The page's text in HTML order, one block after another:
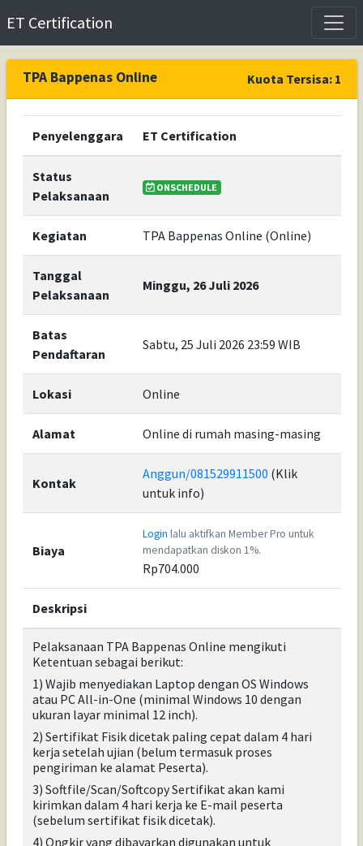
ET Certification
TPA Bappenas Online Kuota Tersisa: 1
Penyelenggara ET Certification
Status
Pelaksanaan
ONSCHEDULE
Kegiatan TPA Bappenas Online (Online)
Tanggal
Pelaksanaan
Minggu, 26 Juli 2026
Batas
Pendaftaran
Sabtu, 25 Juli 2026 23:59 WIB
Lokasi Online
Alamat Online di rumah masing-masing
Kontak
Anggun/081529911500 (Klik
untuk info)
Biaya
Login lalu aktifkan Member Pro untuk
mendapatkan diskon 1%.
Rp704.000
Deskripsi
Pelaksanaan TPA Bappenas Online mengikuti
Ketentuan sebagai berikut:
1) Wajib menyediakan Laptop dengan OS Windows
atau PC All-in-One (minimal Windows 10 dengan
ukuran layar minimal 12 inch).
2) Sertifikat Fisik dicetak paling cepat dalam 4 hari
kerja setelah ujian (belum termasuk proses
pengiriman ke alamat Peserta).
3) Softfile/Scan/Softcopy Sertifikat akan kami
kirimkan dalam 4 hari kerja ke E-mail peserta
(sebelum sertifikat fisik dicetak).
4) Ongkir yang dibayarkan digunakan untuk